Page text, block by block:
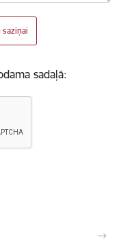
saziņai
sadaļā: